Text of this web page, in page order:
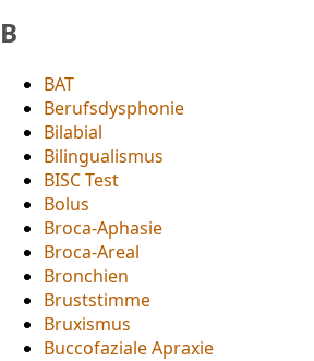
B
BAT
Berufsdysphonie
Bilabial
Bilingualismus
BISC Test
Bolus
Broca-Aphasie
Broca-Areal
Bronchien
Bruststimme
Bruxismus
Buccofaziale Apraxie